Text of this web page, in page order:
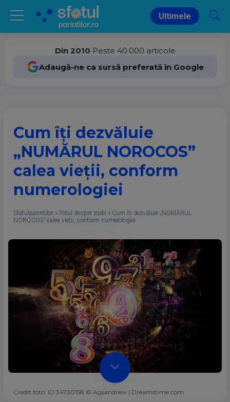
Ultimele
Din 2010•Peste 40.000 articole
Adaugă-ne ca sursă preferată în Google
Cum îți dezvăluie
„NUMĂRUL NOROCOS”
calea vieții, conform
numerologiei
Sfatulparintilor » Totul despre zodii » Cum îți dezvăluie „NUMĂRUL
NOROCOS” calea vieții, conform numerologiei
Credit foto: ID 34730158 © Agsandrew | Dreamstime.com